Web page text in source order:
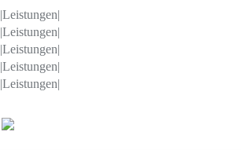
|Leistungen|
|Leistungen|
|Leistungen|
|Leistungen|
|Leistungen|